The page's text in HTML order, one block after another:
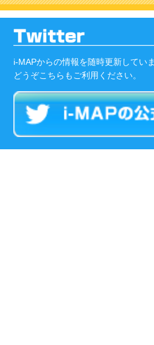
i-MAPからの情報を随時更新していま
どうぞこちらもご利用ください。